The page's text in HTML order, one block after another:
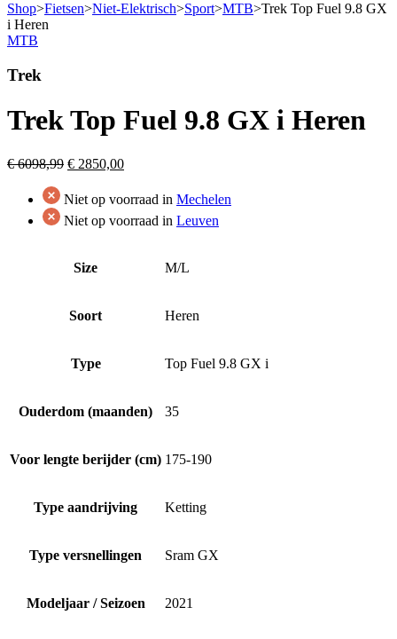
Shop>Fietsen>Niet-Elektrisch>Sport>MTB>Trek Top Fuel 9.8 GX
i Heren
MTB
Trek
Trek Top Fuel 9.8 GX i Heren
€6098,99 Original
was:
€ 6098,99.
€ 2850,00Current
is:
€ 2850,00.
Niet op voorraad in Mechelen
Niet op voorraad in Leuven
Size M/L
Soort Heren
Type Top Fuel 9.8 GX i
Ouderdom (maanden) 35
Voor lengte berijder (cm) 175-190
Type aandrijving Ketting
Type versnellingen Sram GX
Modeljaar / Seizoen 2021